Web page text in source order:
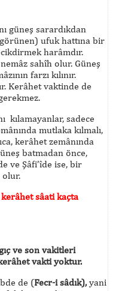
güneş sarardıkdan
ufuk hattına bir
harâmdır.
sahîh olur. Güneş
farzı kılınır.
Kerâhet vaktinde de
kılamayanlar, sadece
mutlaka kılmalı,
kerâhet zemânında
batmadan önce,
ve Şâfi’îde ise, bir
olur.
kerâhet sâati kaçta
ve son vakitleri
vakti yoktur.
de (Fecr-i sâdık),yani